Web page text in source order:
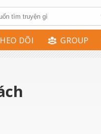
DÕI GROUP